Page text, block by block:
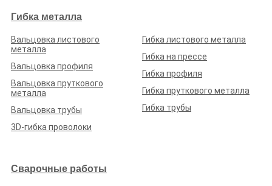
Гибка металла
Вальцовка листового
металла
Вальцовка профиля
Вальцовка пруткового
металла
Вальцовка трубы
3D-гибка проволоки
Гибка листового металла
Гибка на прессе
Гибка профиля
Гибка пруткового металла
Гибка трубы
Сварочные работы